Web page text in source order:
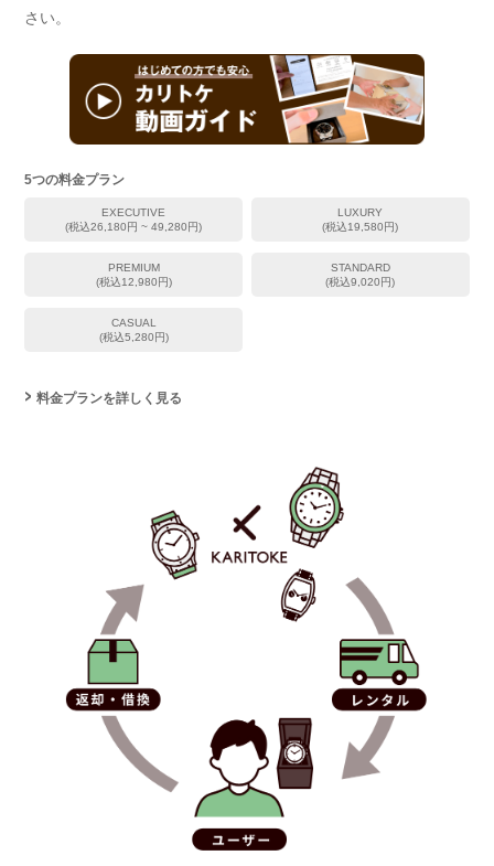
さい。
5つの料金プラン
EXECUTIVE
(税込26,180円 ~ 49,280円)
LUXURY
(税込19,580円)
PREMIUM
(税込12,980円)
STANDARD
(税込9,020円)
CASUAL
(税込5,280円)
料金プランを詳しく見る